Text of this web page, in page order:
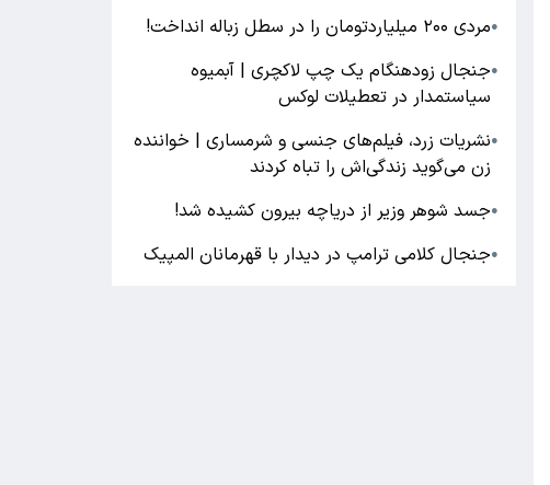
●مردی ۲۰۰ میلیاردتومان را در سطل زباله انداخت!
●جنجال زودهنگام یک چپ لاکچری | آبمیوه
سیاستمدار در تعطیلات لوکس
●نشریات زرد، فیلم‌های جنسی و شرمساری | خواننده
زن می‌گوید زندگی‌اش را تباه کردند
●جسد شوهر وزیر از دریاچه بیرون کشیده شد!
●جنجال کلامی ترامپ در دیدار با قهرمانان المپیک